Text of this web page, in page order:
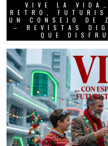
VIVE LA
RETRO,
UN CONSEJO DE
– REVISTAS
QUE